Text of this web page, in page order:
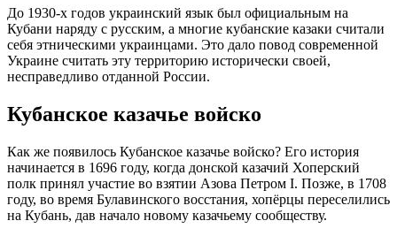
До 1930-х годов украинский язык был официальным на
Кубани наряду с русским, а многие кубанские казаки считали
себя этническими украинцами. Это дало повод современной
Украине считать эту территорию исторически своей,
несправедливо отданной России.
Кубанское казачье войско
Как же появилось Кубанское казачье войско? Его история
начинается в 1696 году, когда донской казачий Хоперский
полк принял участие во взятии Азова Петром I. Позже, в 1708
году, во время Булавинского восстания, хопёрцы переселились
на Кубань, дав начало новому казачьему сообществу.